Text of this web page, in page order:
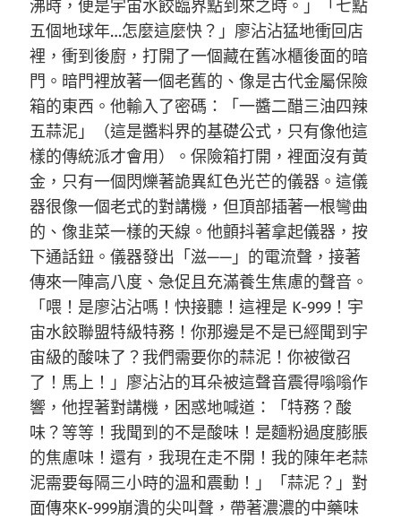
沸時，便是宇宙水餃臨界點到來之時。」「七點
五個地球年…怎麼這麼快？」廖沾沾猛地衝回店
裡，衝到後廚，打開了一個藏在舊冰櫃後面的暗
門。暗門裡放著一個老舊的、像是古代金屬保險
箱的東西。他輸入了密碼：「一醬二醋三油四辣
五蒜泥」（這是醬料界的基礎公式，只有像他這
樣的傳統派才會用）。保險箱打開，裡面沒有黃
金，只有一個閃爍著詭異紅色光芒的儀器。這儀
器很像一個老式的對講機，但頂部插著一根彎曲
的、像韭菜一樣的天線。他顫抖著拿起儀器，按
下通話鈕。儀器發出「滋——」的電流聲，接著
傳來一陣高八度、急促且充滿養生焦慮的聲音。
「喂！是廖沾沾嗎！快接聽！這裡是 K-999！宇
宙水餃聯盟特級特務！你那邊是不是已經聞到宇
宙級的酸味了？我們需要你的蒜泥！你被徵召
了！馬上！」廖沾沾的耳朵被這聲音震得嗡嗡作
響，他捏著對講機，困惑地喊道：「特務？酸
味？等等！我聞到的不是酸味！是麵粉過度膨脹
的焦慮味！還有，我現在走不開！我的陳年老蒜
泥需要每隔三小時的溫和震動！」「蒜泥？」對
面傳來K-999崩潰的尖叫聲，帶著濃濃的中藥味